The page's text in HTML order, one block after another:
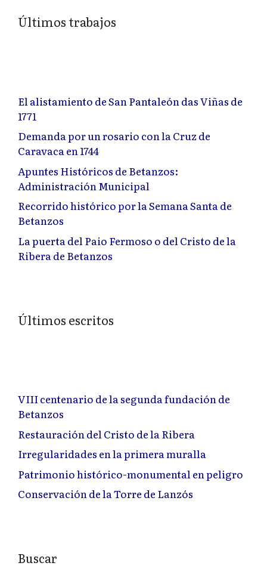
Últimos trabajos
El alistamiento de San Pantaleón das Viñas de
1771
Demanda por un rosario con la Cruz de
Caravaca en 1744
Apuntes Históricos de Betanzos:
Administración Municipal
Recorrido histórico por la Semana Santa de
Betanzos
La puerta del Paio Fermoso o del Cristo de la
Ribera de Betanzos
Últimos escritos
VIII centenario de la segunda fundación de
Betanzos
Restauración del Cristo de la Ribera
Irregularidades en la primera muralla
Patrimonio histórico-monumental en peligro
Conservación de la Torre de Lanzós
Buscar